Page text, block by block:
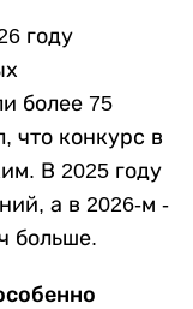
году
более 75
что конкурс в
В 2025 году
а в 2026-м -
больше.